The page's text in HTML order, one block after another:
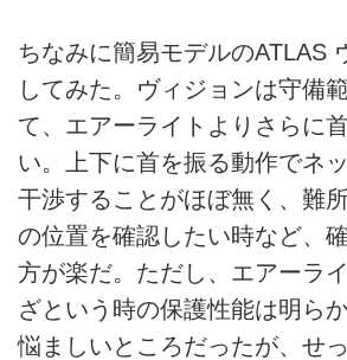
ちなみに簡易モデルのATLAS
してみた。ヴィジョンは守備
て、エアーライトよりさらに
い。上下に首を振る動作でネ
干渉することがほぼ無く、難
の位置を確認したい時など、
方が楽だ。ただし、エアーラ
ざという時の保護性能は明ら
悩ましいところだったが、せ